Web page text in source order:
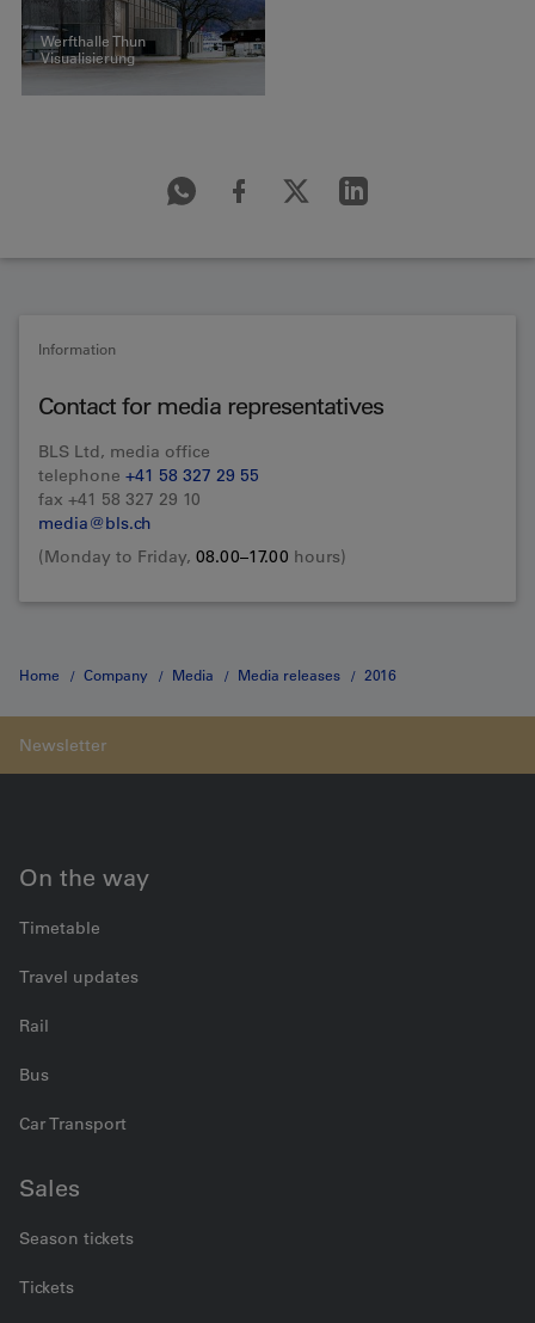
Werfthalle Thun
Visualisierung
Information
Contact for media representatives
BLS Ltd, media office
telephone +41 58 327 29 55
fax +41 58 327 29 10
media@bls.ch
(Monday to Friday, 08.00–17.00 hours)
Home Company Media Media releases 2016
On the way
Timetable
Travel updates
Rail
Bus
Car Transport
Sales
Season tickets
Tickets